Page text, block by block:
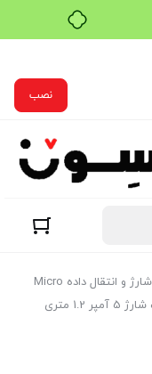
نصب
/ کابل شارژ و انتقال داده Micro